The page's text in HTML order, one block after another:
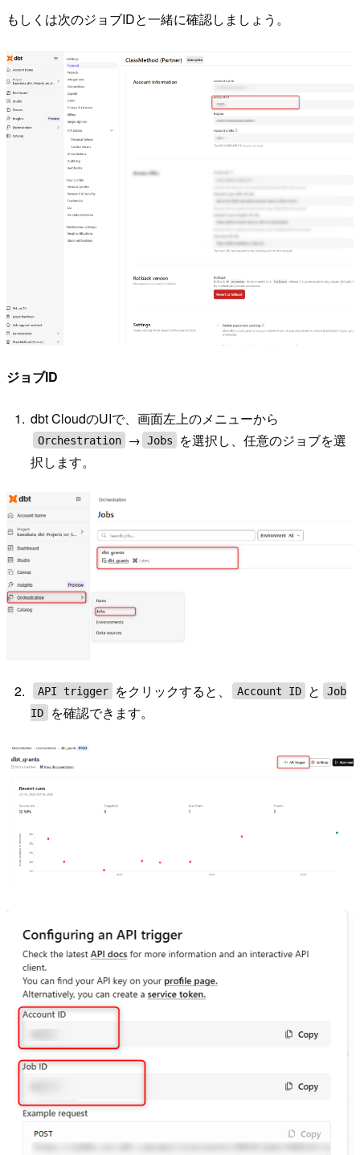
もしくは次のジョブIDと一緒に確認しましょう。
ジョブID
dbt CloudのUIで、画面左上のメニューから
Orchestration → Jobs
を選択し、任意のジョブを選
択します。
API trigger をクリックすると、 Account ID と
Job
ID
を確認できます。